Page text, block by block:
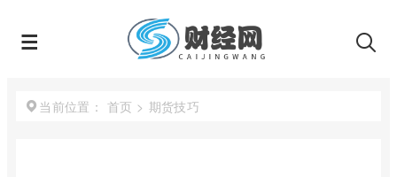
当前位置： 首页 > 期货技巧